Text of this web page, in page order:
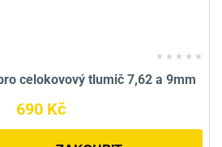
celokovový tlumič 7,62 a 9mm
690 Kč